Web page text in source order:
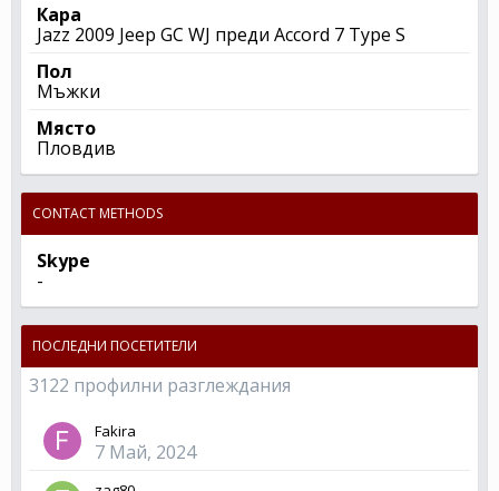
Кара
Jazz 2009 Jeep GC WJ преди Accord 7 Type S
Пол
Мъжки
Място
Пловдив
CONTACT METHODS
Skype
-
ПОСЛЕДНИ ПОСЕТИТЕЛИ
3122 профилни разглеждания
Fakira
7 Май, 2024